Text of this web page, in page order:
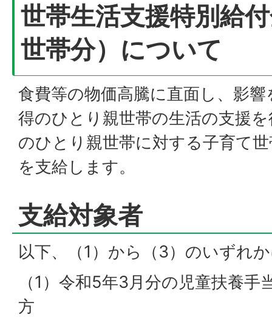
世帯生活支援特別給
世帯分）について
食費等の物価高騰に直面し、影
得のひとり親世帯の生活の支援
のひとり親世帯に対する子育て
を支給します。
支給対象者
以下、（1）から（3）のいずれ
（1）令和5年3月分の児童扶養
方